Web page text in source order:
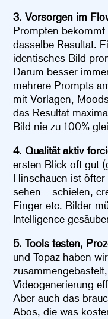
3. Vorsorgen im
Prompten
dasselbe Resultat.
identisches Bild
Darum besser
mehrere Prompts
mit Vorlagen,
das Resultat
Bild nie zu 100%
4. Qualität aktiv
ersten Blick oft gut
Hinschauen ist
sehen – schielen,
Finger etc. Bilder
Intelligence
5. Tools testen,
und Topaz haben
Videogenerierung
Aber auch das
Abos, die was